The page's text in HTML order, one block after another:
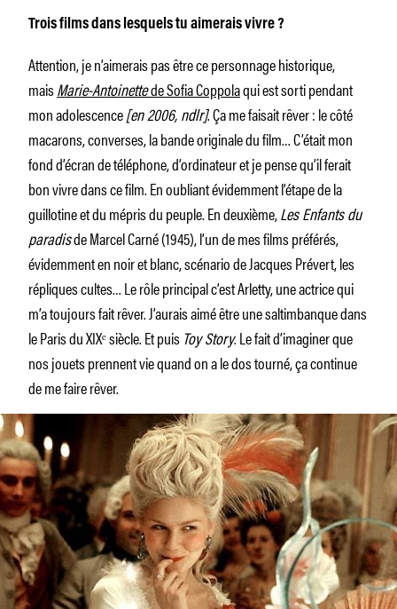
Trois films dans lesquels tu aimerais vivre ?
Attention, je n’aimerais pas être ce personnage historique,
maisMarie-Antoinettede Sofia Coppolaqui est sorti pendant
mon adolescence[en 2006, ndlr]. Ça me faisait rêver : le côté
macarons, converses, la bande originale du film… C’était mon
fond d’écran de téléphone, d’ordinateur et je pense qu’il ferait
bon vivre dans ce film. En oubliant évidemment l’étape de la
guillotine et du mépris du peuple. En deuxième,Les Enfants du
paradisde Marcel Carné (1945), l’un de mes films préférés,
évidemment en noir et blanc, scénario de Jacques Prévert, les
répliques cultes… Le rôle principal c’est Arletty, une actrice qui
m’a toujours fait rêver. J’aurais aimé être une saltimbanque dans
le Paris du XIXᵉ siècle. Et puis Toy Story. Le fait d’imaginer que
nos jouets prennent vie quand on a le dos tourné, ça continue
de me faire rêver.